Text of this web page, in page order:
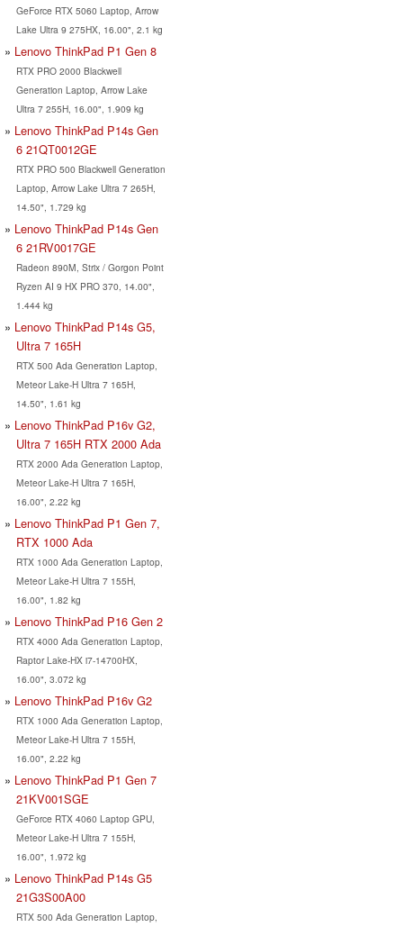
GeForce RTX 5060 Laptop, Arrow
Lake Ultra 9 275HX, 16.00", 2.1 kg
Lenovo ThinkPad P1 Gen 8
RTX PRO 2000 Blackwell
Generation Laptop, Arrow Lake
Ultra 7 255H, 16.00", 1.909 kg
Lenovo ThinkPad P14s Gen
6 21QT0012GE
RTX PRO 500 Blackwell Generation
Laptop, Arrow Lake Ultra 7 265H,
14.50", 1.729 kg
Lenovo ThinkPad P14s Gen
6 21RV0017GE
Radeon 890M, Strix / Gorgon Point
Ryzen AI 9 HX PRO 370, 14.00",
1.444 kg
Lenovo ThinkPad P14s G5,
Ultra 7 165H
RTX 500 Ada Generation Laptop,
Meteor Lake-H Ultra 7 165H,
14.50", 1.61 kg
Lenovo ThinkPad P16v G2,
Ultra 7 165H RTX 2000 Ada
RTX 2000 Ada Generation Laptop,
Meteor Lake-H Ultra 7 165H,
16.00", 2.22 kg
Lenovo ThinkPad P1 Gen 7,
RTX 1000 Ada
RTX 1000 Ada Generation Laptop,
Meteor Lake-H Ultra 7 155H,
16.00", 1.82 kg
Lenovo ThinkPad P16 Gen 2
RTX 4000 Ada Generation Laptop,
Raptor Lake-HX i7-14700HX,
16.00", 3.072 kg
Lenovo ThinkPad P16v G2
RTX 1000 Ada Generation Laptop,
Meteor Lake-H Ultra 7 155H,
16.00", 2.22 kg
Lenovo ThinkPad P1 Gen 7
21KV001SGE
GeForce RTX 4060 Laptop GPU,
Meteor Lake-H Ultra 7 155H,
16.00", 1.972 kg
Lenovo ThinkPad P14s G5
21G3S00A00
RTX 500 Ada Generation Laptop,